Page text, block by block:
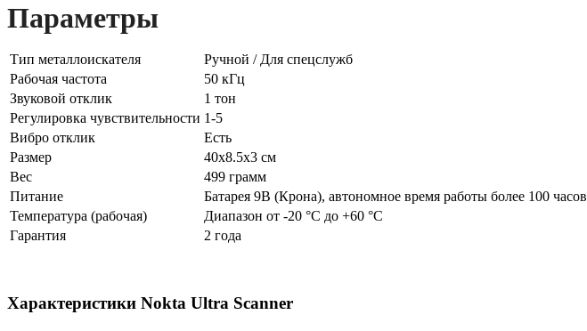
Параметры
Тип металлоискателя
Ручной / Для спецслужб
Рабочая частота
50 кГц
Звуковой отклик
1 тон
Регулировка чувствительности 1-5
Вибро отклик
Есть
Размер
40x8.5x3 см
Вес
499 грамм
Питание
Батарея 9В (Крона), автономное время работы более 100 часов
Температура (рабочая)
Диапазон от -20 °C до +60 °C
Гарантия
2 года
Характеристики Nokta Ultra Scanner